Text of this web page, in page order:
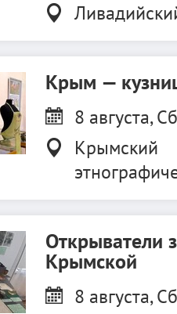
Крым —
8 августа,
Крымский
Открыватели
Крымской
8 августа,